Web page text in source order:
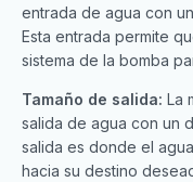
entrada de agua con
Esta entrada permite
sistema de la bomba
Tamaño de salida: La
salida de agua con un
salida es donde el
hacia su destino